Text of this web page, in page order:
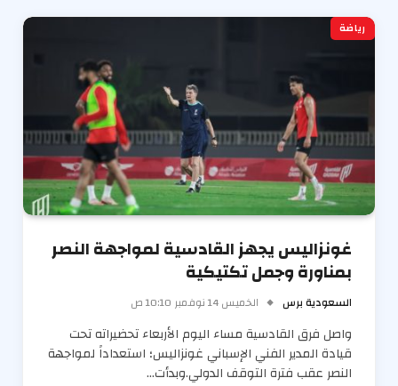
رياضة
غونزاليس يجهز القادسية لمواجهة النصر
بمناورة وجمل تكتيكية
السعودية برس الخميس 14 نوفمبر 10:10 ص
واصل فرق القادسية مساء اليوم الأربعاء تحضيراته تحت
قيادة المدير الفني الإسباني غونزاليس؛ استعداداً لمواجهة
النصر عقب فترة التوقف الدولي.وبدأت…